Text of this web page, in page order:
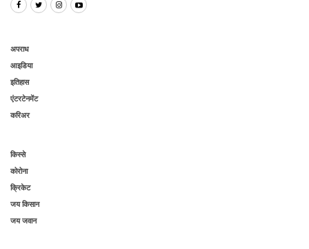
अपराध
आइडिया
इतिहास
एंटरटेनमेंट
करिअर
किस्से
कोरोना
क्रिकेट
जय किसान
जय जवान